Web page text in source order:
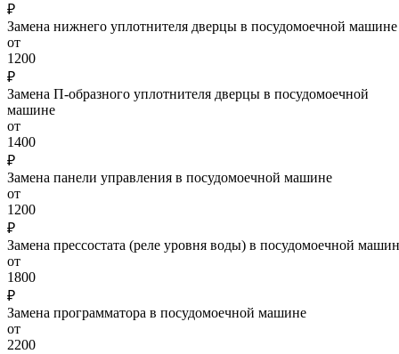
₽
Замена нижнего уплотнителя дверцы в посудомоечной машине
от
1200
₽
Замена П-образного уплотнителя дверцы в посудомоечной
машине
от
1400
₽
Замена панели управления в посудомоечной машине
от
1200
₽
Замена прессостата (реле уровня воды) в посудомоечной
от
1800
₽
Замена программатора в посудомоечной машине
от
2200